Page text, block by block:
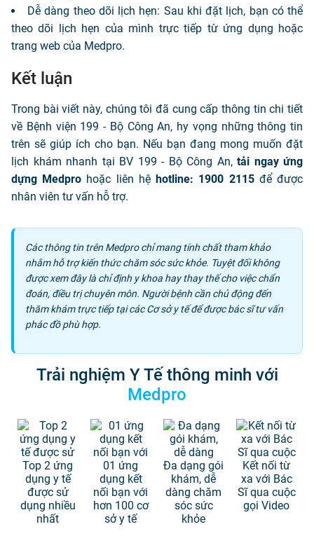
Dễ dàng theo dõi lịch hẹn: Sau khi đặt lịch, bạn có thể
theo dõi lịch hẹn của mình trực tiếp từ ứng dụng hoặc
trang web của Medpro.
Kết luận
Trong bài viết này, chúng tôi đã cung cấp thông tin chi tiết
về Bệnh viện 199 - Bộ Công An, hy vọng những thông tin
trên sẽ giúp ích cho bạn. Nếu bạn đang mong muốn đặt
lịch khám nhanh tại BV 199 - Bộ Công An, tải ngay ứng
dựng Medpro hoặc liên hệhotline: 1900 2115 để được
nhân viên tư vấn hỗ trợ.
Các thông tin trên Medpro chỉ mang tính chất tham khảo
nhằm hỗ trợ kiến thức chăm sóc sức khỏe. Tuyệt đối không
được xem đây là chỉ định y khoa hay thay thế cho việc chẩn
đoán, điều trị chuyên môn. Người bệnh cần chủ động đến
thăm khám trực tiếp tại các Cơ sở y tế để được bác sĩ tư vấn
phác đồ phù hợp.
Trải nghiệm Y Tế thông minh với
Medpro
Top 2 ứng
dụng y tế
được sử
dụng nhiều
nhất
01 ứng
dụng kết
nối bạn với
hơn 100 cơ
sở y tế
Đa dạng gói
khám, dễ
dàng chăm
sóc sức
khỏe
Kết nối từ
xa với Bác
Sĩ qua cuộc
gọi Video